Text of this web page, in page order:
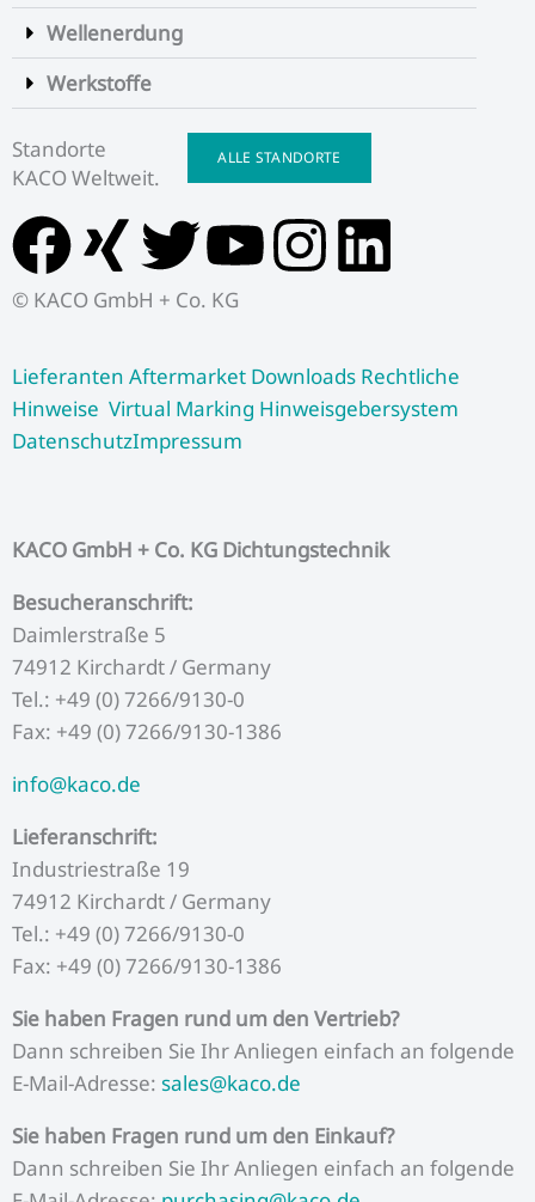
Wellenerdung
Werkstoffe
Standorte
KACO Weltweit.
ALLE STANDORTE
F
a
c
e
o
o
k
X
i
n
g
T
w
i
t
e
r
Y
o
u
t
b
I
s
t
g
L
n
k
d
© KACO GmbH + Co. KG
Lieferanten Aftermarket Downloads Rechtliche
Hinweise Virtual Marking Hinweisgebersystem
DatenschutzImpressum
KACO GmbH + Co. KG Dichtungstechnik
Besucheranschrift:
Daimlerstraße 5
74912 Kirchardt / Germany
Tel.: +49 (0) 7266/9130-0
Fax: +49 (0) 7266/9130-1386
info@kaco.de
Lieferanschrift:
Industriestraße 19
74912 Kirchardt / Germany
Tel.: +49 (0) 7266/9130-0
Fax: +49 (0) 7266/9130-1386
Sie haben Fragen rund um den Vertrieb?
Dann schreiben Sie Ihr Anliegen einfach an folgende
E-Mail-Adresse: sales@kaco.de
Sie haben Fragen rund um den Einkauf?
Dann schreiben Sie Ihr Anliegen einfach an folgende